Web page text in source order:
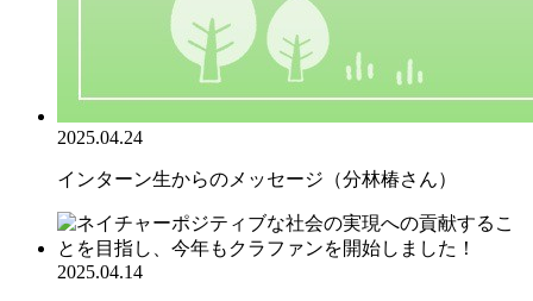
2025.04.24
インターン生からのメッセージ（分林椿さん）
2025.04.14